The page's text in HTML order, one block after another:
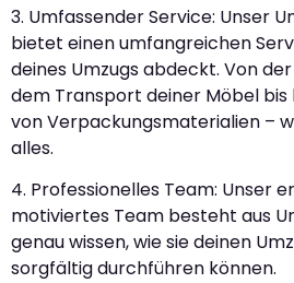
3. Umfassender Service: Unser
bietet einen umfangreichen
deines Umzugs abdeckt. Von
dem Transport deiner Möbel bis
von Verpackungsmaterialien –
alles.
4. Professionelles Team: Unser
motiviertes Team besteht aus
genau wissen, wie sie deinen
sorgfältig durchführen können.